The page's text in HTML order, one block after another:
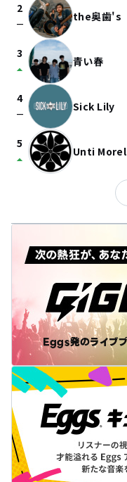
2
check_indeterminate_small the奥歯's
3
arrow_drop_up 青い春
4
check_indeterminate_small Sick Lily
5
arrow_drop_up Unti Morel